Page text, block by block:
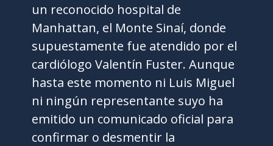
un reconocido hospital de
Manhattan, el Monte Sinaí, donde
supuestamente fue atendido por el
cardiólogo Valentín Fuster. Aunque
hasta este momento ni Luis Miguel
ni ningún representante suyo ha
emitido un comunicado oficial para
confirmar o desmentir la